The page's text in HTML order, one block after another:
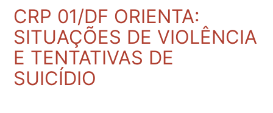
CRP 01/DF ORIENTA:
SITUAÇÕES DE VIOLÊNCIA
E TENTATIVAS DE
SUICÍDIO